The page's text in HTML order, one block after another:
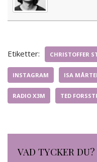
Etiketter: CHRISTOFFER
INSTAGRAM ISA
RADIO X3M TED
VAD TYCKER DU?